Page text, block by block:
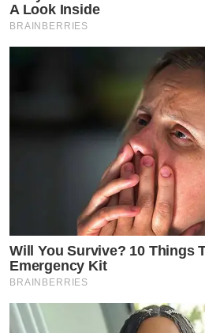
A Look Inside
BRAINBERRIES
Will You Survive? 10 Things
Emergency Kit
BRAINBERRIES